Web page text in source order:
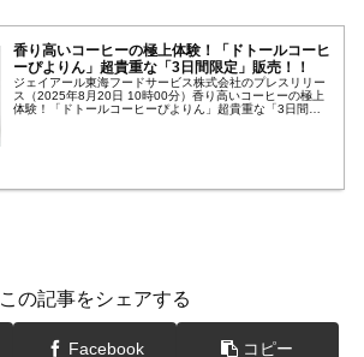
香り高いコーヒーの極上体験！「ドトールコーヒ
ーぴよりん」超貴重な「3日間限定」販売！！
ジェイアール東海フードサービス株式会社のプレスリリー
ス（2025年8月20日 10時00分）香り高いコーヒーの極上
体験！「ドトールコーヒーぴよりん」超貴重な「3日間限
この記事をシェアする
Facebook コピー